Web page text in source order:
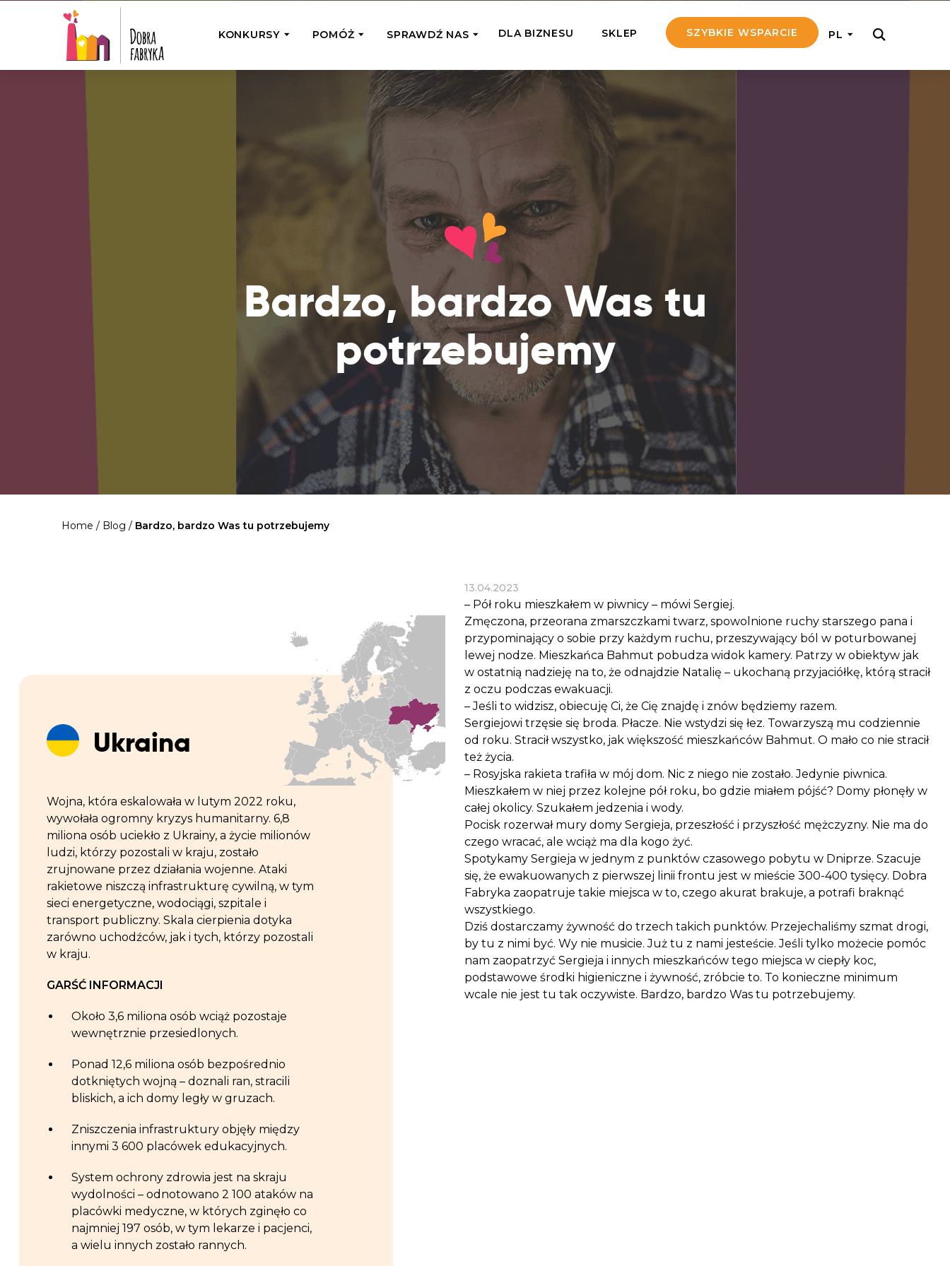
KONKURSY
Wyjedź z Nami
Odwiedź jedno z miejsc, w których
działamy
Przybij 5 w 7 Ogrodach
Wyjedź do Grecji z Michałem
Żakowskim z Radia 357
POMÓŻ
POMAGAM JEDNORAZOWO
Przekaż Kalorie
Podaruj dziecku posiłek z okazji Dnia
Dziecka
Podaruj 1,5%
Przekaż niewielką część swojego
podatku naszym podopiecznym
Pilna Pomoc
Przekaż pomoc tam, gdzie jest teraz
najbardziej potrzebna
Dobroczynne24
Zrób zakupy dla potrzebujących w
markecie z dobrymi uczynkami
Warzywniak Charbela
Zrób zakupy u niewidomego Charbela i
wspieraj Głodnych
WSPIERAM REGULARNIE
Przybij nam 5!
Pomagaj efektywnie, przekazując na
pomoc 5 zł tygodniowo
Adoptuj Seniora
i pozostań z nim kontakcie
Wiatraczek dla Życia
Uratuj dziecko cierpiące z powodu
głodu i wspieraj edukację rodziców
SPRAWDŹ NAS
Zespół Fundacji
Poznaj listonoszy przekazanego przez
Ciebie wsparcia
Jak pomagamy
Karmimy, Leczymy, Uczymy, Dajemy
Pracę – sprawdź co to oznacza w
praktyce
Co już zrobiliśmy
Przeczytaj historie ludzi, którym już
pomogliśmy
Gdzie działamy
Sprawdź listę miejsc, do których dociera
Twoja pomoc
Sprawozdania
Zweryfikuj, w jaki sposób wydajemy
przekazane Darowizny
Cele statutowe
Sprawdź cele naszej organizacji
Kontakt
DLA BIZNESU SKLEP SZYBKIE WSPARCIE PL
Bardzo, bardzo Was tu
potrzebujemy
Home / Blog / Bardzo, bardzo Was tu potrzebujemy
Ukraina
Wojna, która eskalowała w lutym 2022 roku,
wywołała ogromny kryzys humanitarny. 6,8
miliona osób uciekło z Ukrainy, a życie milionów
ludzi, którzy pozostali w kraju, zostało
zrujnowane przez działania wojenne. Ataki
rakietowe niszczą infrastrukturę cywilną, w tym
sieci energetyczne, wodociągi, szpitale i
transport publiczny. Skala cierpienia dotyka
zarówno uchodźców, jak i tych, którzy pozostali
w kraju.
GARŚĆ INFORMACJI
Około 3,6 miliona osób wciąż pozostaje
wewnętrznie przesiedlonych.
Ponad 12,6 miliona osób bezpośrednio
dotkniętych wojną – doznali ran, stracili
bliskich, a ich domy legły w gruzach.
Zniszczenia infrastruktury objęły między
innymi 3 600 placówek edukacyjnych.
System ochrony zdrowia jest na skraju
wydolności – odnotowano 2 100 ataków na
placówki medyczne, w których zginęło co
najmniej 197 osób, w tym lekarze i pacjenci,
a wielu innych zostało rannych.
13.04.2023
– Pół roku mieszkałem w piwnicy – mówi Sergiej.
Zmęczona, przeorana zmarszczkami twarz, spowolnione ruchy starszego pana i
przypominający o sobie przy każdym ruchu, przeszywający ból w poturbowanej
lewej nodze. Mieszkańca Bahmut pobudza widok kamery. Patrzy w obiektyw jak
w ostatnią nadzieję na to, że odnajdzie Natalię – ukochaną przyjaciółkę, którą stracił
z oczu podczas ewakuacji.
– Jeśli to widzisz, obiecuję Ci, że Cię znajdę i znów będziemy razem.
Sergiejowi trzęsie się broda. Płacze. Nie wstydzi się łez. Towarzyszą mu codziennie
od roku. Stracił wszystko, jak większość mieszkańców Bahmut. O mało co nie stracił
też życia.
– Rosyjska rakieta trafiła w mój dom. Nic z niego nie zostało. Jedynie piwnica.
Mieszkałem w niej przez kolejne pół roku, bo gdzie miałem pójść? Domy płonęły w
całej okolicy. Szukałem jedzenia i wody.
Pocisk rozerwał mury domy Sergieja, przeszłość i przyszłość mężczyzny. Nie ma do
czego wracać, ale wciąż ma dla kogo żyć.
Spotykamy Sergieja w jednym z punktów czasowego pobytu w Dniprze. Szacuje
się, że ewakuowanych z pierwszej linii frontu jest w mieście 300-400 tysięcy. Dobra
Fabryka zaopatruje takie miejsca w to, czego akurat brakuje, a potrafi braknąć
wszystkiego.
Dziś dostarczamy żywność do trzech takich punktów. Przejechaliśmy szmat drogi,
by tu z nimi być. Wy nie musicie. Już tu z nami jesteście. Jeśli tylko możecie pomóc
nam zaopatrzyć Sergieja i innych mieszkańców tego miejsca w ciepły koc,
podstawowe środki higieniczne i żywność, zróbcie to. To konieczne minimum
wcale nie jest tu tak oczywiste. Bardzo, bardzo Was tu potrzebujemy.